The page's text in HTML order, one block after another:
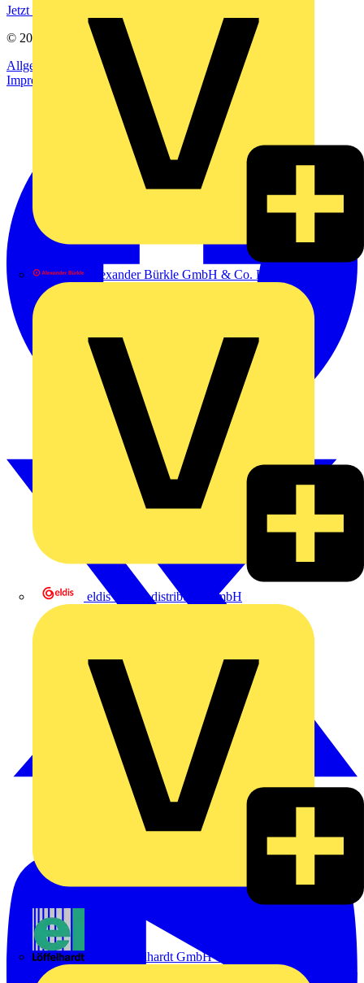
Alexander Bürkle GmbH & Co. KG
eldis electro distributor GmbH
Emil Löffelhardt GmbH & Co. KG
Jetzt registrieren
© 2002-
Voltimum
Allgemeine Geschäftsbedingungen
Datenschutzerklärung
Impressum